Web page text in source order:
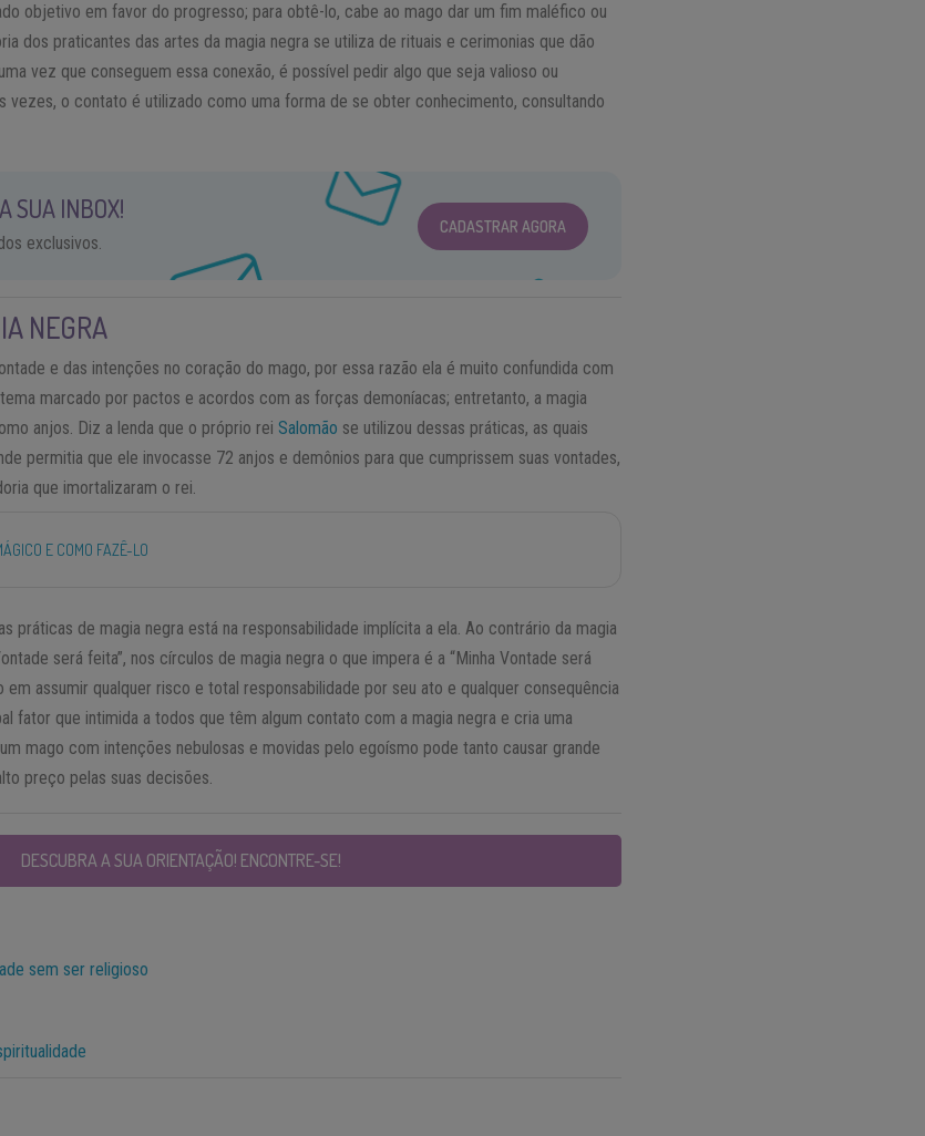
objetivo em favor do progresso; para obtê-lo, cabe ao mago dar um fim maléfico ou
dos praticantes das artes da magia negra se utiliza de rituais e cerimonias que dão
vez que conseguem essa conexão, é possível pedir algo que seja valioso ou
vezes, o contato é utilizado como uma forma de se obter conhecimento, consultando
SUA INBOX!
exclusivos.
CADASTRAR AGORA
NEGRA
e das intenções no coração do mago, por essa razão ela é muito confundida com
marcado por pactos e acordos com as forças demoníacas; entretanto, a magia
anjos. Diz a lenda que o próprio rei Salomão se utilizou dessas práticas, as quais
permitia que ele invocasse 72 anjos e demônios para que cumprissem suas vontades,
que imortalizaram o rei.
E COMO FAZÊ-LO
práticas de magia negra está na responsabilidade implícita a ela. Ao contrário da magia
será feita”, nos círculos de magia negra o que impera é a “Minha Vontade será
em assumir qualquer risco e total responsabilidade por seu ato e qualquer consequência
fator que intimida a todos que têm algum contato com a magia negra e cria uma
mago com intenções nebulosas e movidas pelo egoísmo pode tanto causar grande
preço pelas suas decisões.
DESCUBRA A SUA ORIENTAÇÃO! ENCONTRE-SE!
sem ser religioso